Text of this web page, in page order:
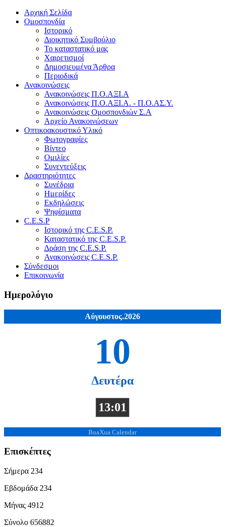
Αρχική Σελίδα
Ομοσπονδία
Ιστορικό
Διοικητικό Συμβούλιο
Το καταστατικό μας
Χαιρετισμοί
Δημοσιευμένα Άρθρα
Περιοδικά
Ανακοινώσεις
Ανακοινώσεις Π.Ο.ΑΞΙ.Α
Ανακοινώσεις Π.Ο.ΑΞΙ.Α. - Π.Ο.ΑΣ.Υ.
Ανακοινώσεις Ομοσπονδιών Σ.Α
Αρχείο Ανακοινώσεων
Οπτικοακουστικό Υλικό
Φωτογραφίες
Βίντεο
Ομιλίες
Συνεντεύξεις
Δραστηριότητες
Συνέδρια
Ημερίδες
Εκδηλώσεις
Ψηφίσματα
C.E.S.P
Ιστορικό της C.E.S.P.
Καταστατικό της C.E.S.P.
Δράση της C.E.S.P.
Ανακοινώσεις C.E.S.P.
Σύνδεσμοι
Επικοινωνία
Ημερολόγιο
Αύγουστος.2026
10
Δευτέρα
13:01
BuaXua Calendar
Επισκέπτες
Σήμερα 234
Εβδομάδα 234
Μήνας 4912
Σύνολο 656882